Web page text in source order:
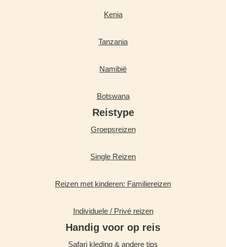
Kenia
Tanzania
Namibië
Botswana
Reistype
Groepsreizen
Single Reizen
Reizen met kinderen: Familiereizen
Individuele / Privé reizen
Handig voor op reis
Safari kleding & andere tips